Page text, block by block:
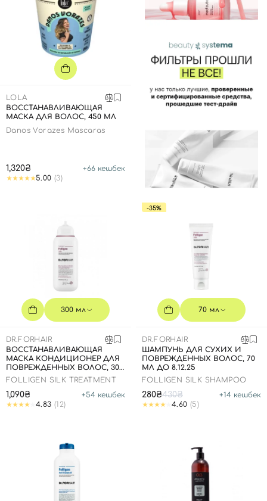
LOLA
ВОССТАНАВЛИВАЮЩАЯ
МАСКА ДЛЯ ВОЛОС, 450 МЛ
Danos Vorazes Mascaras
1,320₴ +66 кешбек
5.00 (3)
300 мл
DR.FORHAIR
ВОССТАНАВЛИВАЮЩАЯ
МАСКА КОНДИЦИОНЕР ДЛЯ
ПОВРЕЖДЕННЫХ ВОЛОС, 300
​​МЛ
FOLLIGEN SILK TREATMENT
1,090₴ +54 кешбек
4.83 (12)
-35%
70 мл
DR.FORHAIR
ШАМПУНЬ ДЛЯ СУХИХ И
ПОВРЕЖДЕННЫХ ВОЛОС, 70
МЛ ДО 8.12.25
FOLLIGEN SILK SHAMPOO
280₴430₴ +14 кешбек
4.60 (5)